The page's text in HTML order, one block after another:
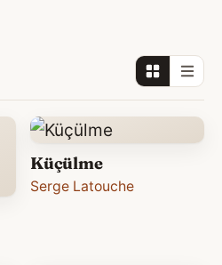
Küçülme
Serge Latouche